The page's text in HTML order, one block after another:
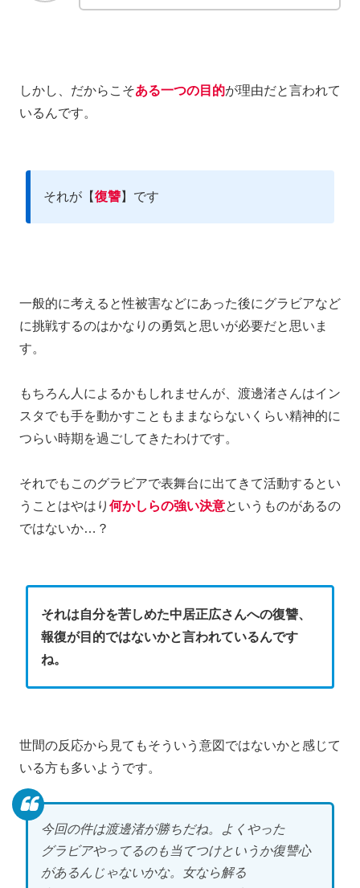
しかし、だからこそある一つの目的が理由だと言われて
いるんです。
それが【復讐】です
一般的に考えると性被害などにあった後にグラビアなど
に挑戦するのはかなりの勇気と思いが必要だと思いま
す。
もちろん人によるかもしれませんが、渡邊渚さんはイン
スタでも手を動かすこともままならないくらい精神的に
つらい時期を過ごしてきたわけです。
それでもこのグラビアで表舞台に出てきて活動するとい
うことはやはり 何かしらの強い決意というものがあるの
ではないか…？
それは自分を苦しめた中居正広さんへの復讐、
報復が目的ではないかと言われているんです
ね。
世間の反応から見てもそういう意図ではないかと感じて
いる方も多いようです。
今回の件は渡邊渚が勝ちだね。よくやった
グラビアやってるのも当てつけというか復讐心
があるんじゃないかな。女なら解る